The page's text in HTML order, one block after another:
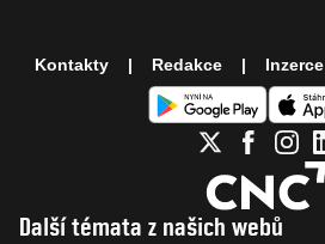
Další témata z našich webů
Kontakty Redakce Inzerce